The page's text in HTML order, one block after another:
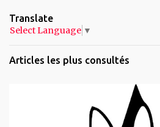
Translate
Select Language ▼
Articles les plus consultés